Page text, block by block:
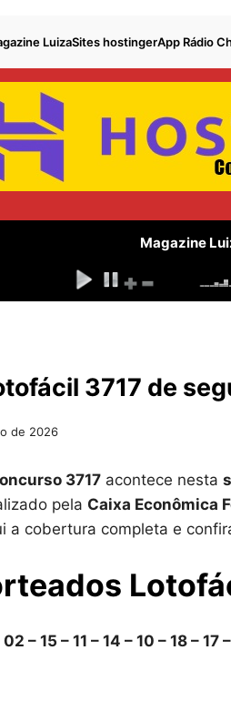
LuizaSites hostingerApp Rádio
Magazine
3717 de
de 2026
3717 acontece nesta
pela Caixa Econômica
a cobertura completa e
– 15 – 11 – 14 – 10 – 18 – 17